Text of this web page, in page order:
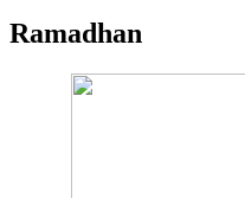
Ramadhan